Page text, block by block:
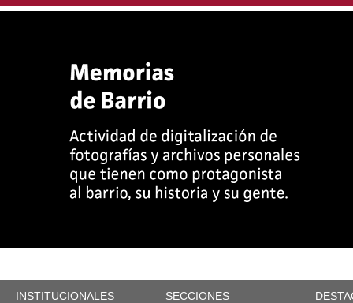
INSTITUCIONALES SECCIONES